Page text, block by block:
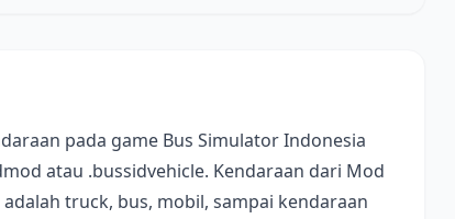
pada game Bus Simulator Indonesia
atau .bussidvehicle. Kendaraan dari Mod
truck, bus, mobil, sampai kendaraan